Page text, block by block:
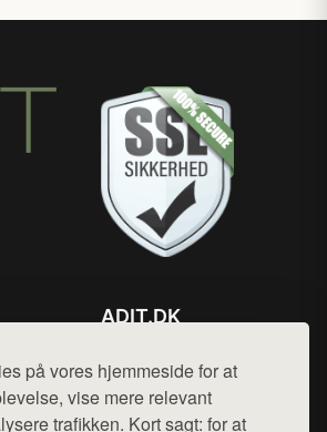
på vores hjemmeside for at
vise mere relevant
trafikken. Kort sagt: for at
ADIT.DK
Mail: hej@want.dk